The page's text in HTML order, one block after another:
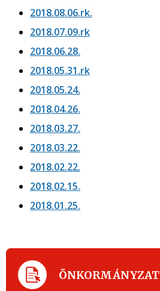
2018.08.06.rk.
2018.07.09.rk
2018.06.28.
2018.05.31.rk
2018.05.24.
2018.04.26.
2018.03.27.
2018.03.22.
2018.02.22.
2018.02.15.
2018.01.25.
ÖNKORMÁNYZAT